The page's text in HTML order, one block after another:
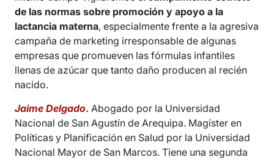
de las normas sobre promoción y apoyo a la
lactancia materna, especialmente frente a la agresiva
campaña de marketing irresponsable de algunas
empresas que promueven las fórmulas infantiles
llenas de azúcar que tanto daño producen al recién
nacido.
Jaime Delgado. Abogado por la Universidad
Nacional de San Agustín de Arequipa. Magíster en
Políticas y Planificación en Salud por la Universidad
Nacional Mayor de San Marcos. Tiene una segunda